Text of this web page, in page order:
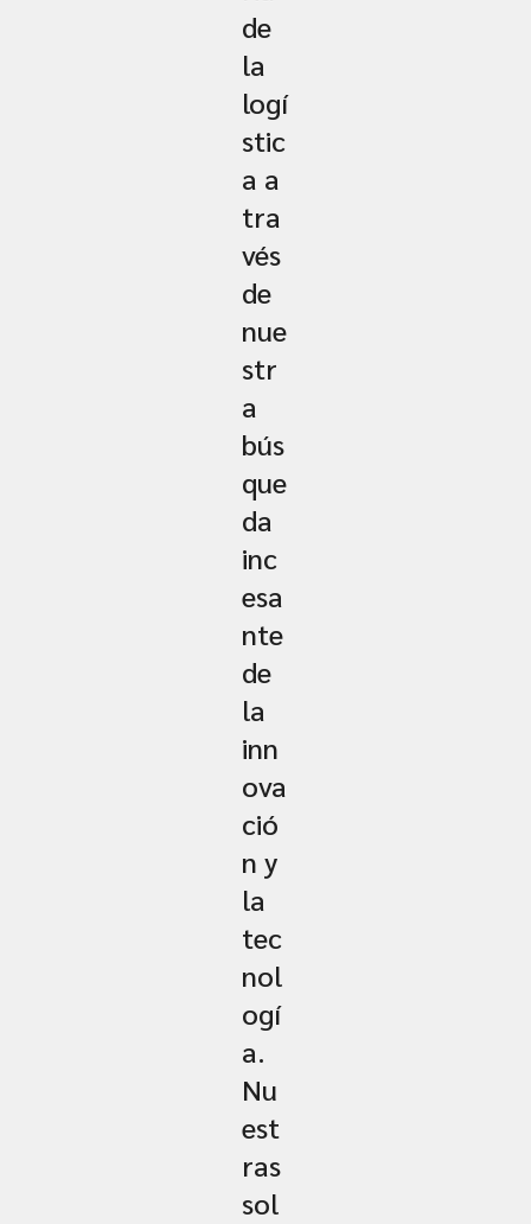
de
la
logí
stic
a a
tra
vés
de
nue
str
a
bús
que
da
inc
esa
nte
de
la
inn
ova
ció
n y
la
tec
nol
ogí
a.
Nu
est
ras
sol